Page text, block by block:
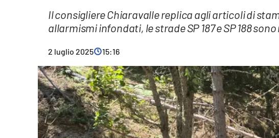
Streaming
Il consigliere Chiaravalle replica agli articoli di
allarmismi infondati, le strade SP 187 e SP 188
2 luglio 2025 15:16